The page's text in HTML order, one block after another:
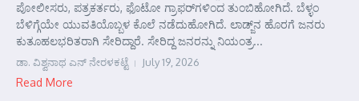
ಪೋಲೀಸರು, ಪತ್ರಕರ್ತರು, ಫೊಟೋ ಗ್ರಾಫರ್‌ಗಳಿಂದ ತುಂಬಿಹೋಗಿದೆ. ಬೆಳ್ಳಂ
ಬೆಳಿಗ್ಗೆಯೇ ಯುವತಿಯೊಬ್ಬಳ ಕೊಲೆ ನಡೆದುಹೋಗಿದೆ. ಲಾಡ್ಜ್‌ನ ಹೊರಗೆ ಜನರು
ಕುತೂಹಲಭರಿತರಾಗಿ ಸೇರಿದ್ದಾರೆ. ಸೇರಿದ್ದ ಜನರನ್ನು ನಿಯಂತ್ರ...
ಡಾ. ವಿಶ್ವನಾಥ ಎನ್ ನೇರಳಕಟ್ಟೆ July 19, 2026
Read More